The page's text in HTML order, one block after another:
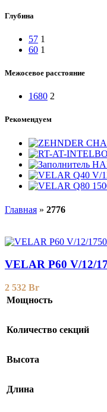
Глубина
57 1
60 1
Межосевое расстояние
1680 2
Рекомендуем
Главная » 2776
VELAR P60 V/12/
2 532 Br
Мощность
Количество секций
Высота
Длина